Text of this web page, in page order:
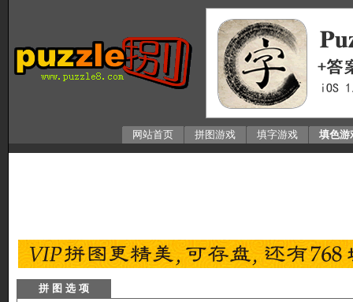
网站首页 拼图游戏 填字游戏 填色游
拼 图 选 项